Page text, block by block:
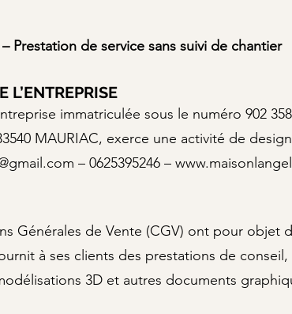
Prestation de service sans suivi de chantier
L’ENTREPRISE
immatriculée sous le numéro 902
MAURIAC, exerce une activité de
– 0625395246 –
Générales de Vente (CGV) ont pour objet
à ses clients des prestations de
3D et autres documents